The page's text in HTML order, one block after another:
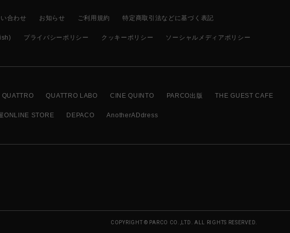
合わせ お知らせ ご利用規約 特定商取引法などに基づく表記
プライバシーポリシー クッキーポリシー ソーシャルメディアポリシー
QUATTRO LABO CINE QUINTO PARCO出版 THE GUEST CAFE
ONLINE STORE DEPACO AnotherADdress
COPYRIGHT © PARCO CO.,LTD. ALL RIGHTS RESERVED.